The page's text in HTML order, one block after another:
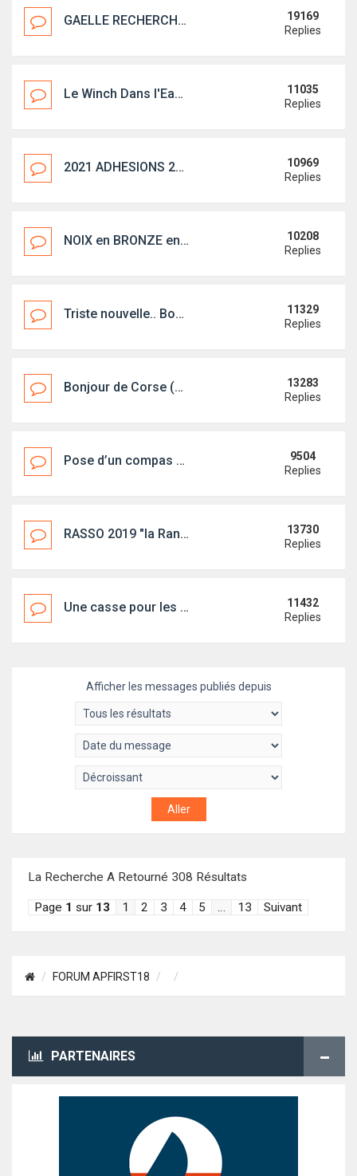
GAELLE RECHERCHE FIRST 18 QUILLARD sur le 06
19169
Replies
Le Winch Dans l'Eau Ed5
11035
Replies
2021 ADHESIONS 2021 : c'est parti !
10969
Replies
NOIX en BRONZE en achat groupé
10208
Replies
Triste nouvelle.. Bon vent cher Noël(ex-Bisoupic)
11329
Replies
Bonjour de Corse (Bastia)
13283
Replies
Pose d’un compas de cloison
9504
Replies
RASSO 2019 "la Rance Bucolique" en photos
13730
Replies
Une casse pour les first... ?
11432
Replies
Afficher les messages publiés depuis
La Recherche A Retourné 308 Résultats
Page 1 sur 13 1 2 3 4 5 … 13 Suivant
FORUM APFIRST18
PARTENAIRES